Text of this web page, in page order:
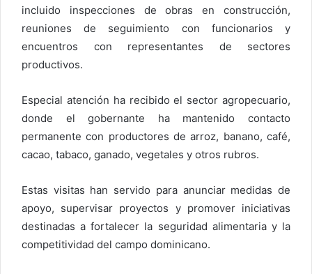
incluido inspecciones de obras en construcción,
reuniones de seguimiento con funcionarios y
encuentros con representantes de sectores
productivos.
Especial atención ha recibido el sector agropecuario,
donde el gobernante ha mantenido contacto
permanente con productores de arroz, banano, café,
cacao, tabaco, ganado, vegetales y otros rubros.
Estas visitas han servido para anunciar medidas de
apoyo, supervisar proyectos y promover iniciativas
destinadas a fortalecer la seguridad alimentaria y la
competitividad del campo dominicano.